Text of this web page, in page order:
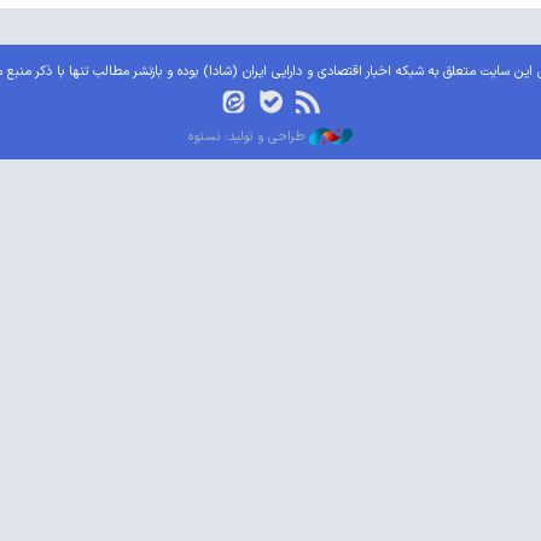
سایت متعلق به شبکه اخبار اقتصادی و دارایی ایران (شادا) بوده و بازنشر مطالب تنها با ذکر
طراحی و تولید: نستوه